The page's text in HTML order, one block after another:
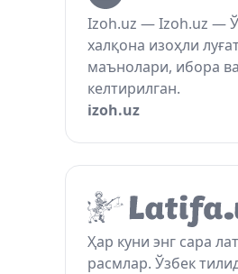
Izoh.uz — Izoh.uz —
халқона изоҳли
маънолари, ибора
келтирилган.
izoh.uz
Ҳар куни энг сара
расмлар. Ўзбек